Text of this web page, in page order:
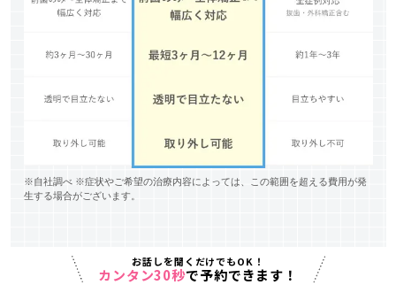
※自社調べ ※症状やご希望の治療内容によっては、この範囲を超える費用が発
生する場合がございます。
お話しを聞くだけでもOK！
カンタン30秒で予約できます！